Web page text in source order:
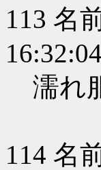
113 名
濡れ
114 名